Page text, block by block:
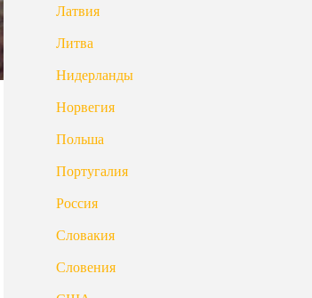
Латвия
Литва
Нидерланды
Норвегия
Польша
Португалия
Россия
Словакия
Словения